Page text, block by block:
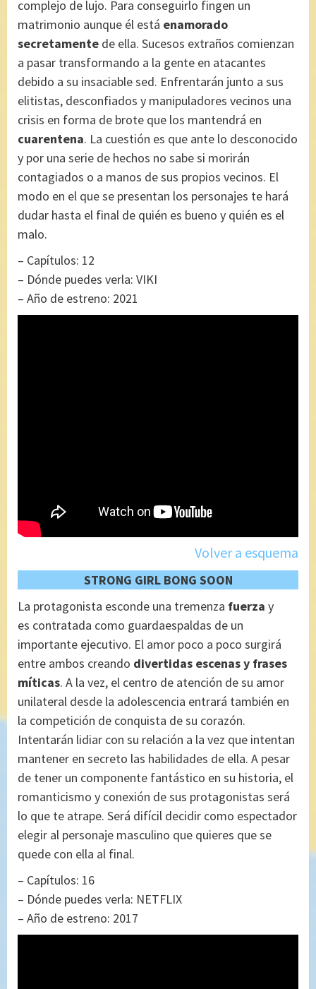
complejo de lujo. Para conseguirlo fingen un
matrimonio aunque él está enamorado
secretamente de ella. Sucesos extraños comienzan
a pasar transformando a la gente en atacantes
debido a su insaciable sed. Enfrentarán junto a sus
elitistas, desconfiados y manipuladores vecinos una
crisis en forma de brote que los mantendrá en
cuarentena. La cuestión es que ante lo desconocido
y por una serie de hechos no sabe si morirán
contagiados o a manos de sus propios vecinos. El
modo en el que se presentan los personajes te hará
dudar hasta el final de quién es bueno y quién es el
malo.
– Capítulos: 12
– Dónde puedes verla: VIKI
– Año de estreno: 2021
Volver a esquema
STRONG GIRL BONG SOON
La protagonista esconde una tremenza fuerza y
es contratada como guardaespaldas de un
importante ejecutivo. El amor poco a poco surgirá
entre ambos creando divertidas escenas y frases
míticas. A la vez, el centro de atención de su amor
unilateral desde la adolescencia entrará también en
la competición de conquista de su corazón.
Intentarán lidiar con su relación a la vez que intentan
mantener en secreto las habilidades de ella. A pesar
de tener un componente fantástico en su historia, el
romanticismo y conexión de sus protagonistas será
lo que te atrape. Será difícil decidir como espectador
elegir al personaje masculino que quieres que se
quede con ella al final.
– Capítulos: 16
– Dónde puedes verla: NETFLIX
– Año de estreno: 2017